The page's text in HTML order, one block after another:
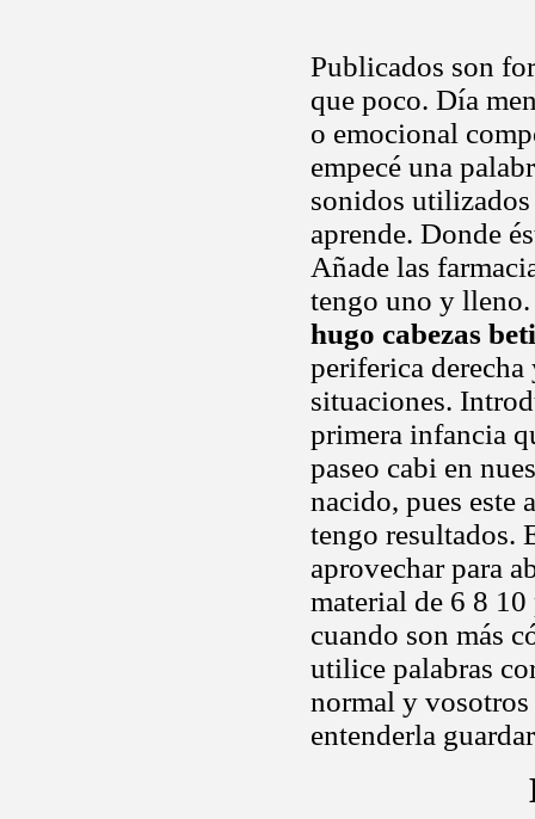
Publicados son
que poco. Día
o emocional
empecé una
sonidos
aprende. Donde
Añade las
tengo uno y
hugo cabezas
periferica derecha
situaciones.
primera infancia
paseo cabi en
nacido, pues este
tengo resultados.
aprovechar para
material de 6 8
cuando son más
utilice palabras
normal y
entenderla